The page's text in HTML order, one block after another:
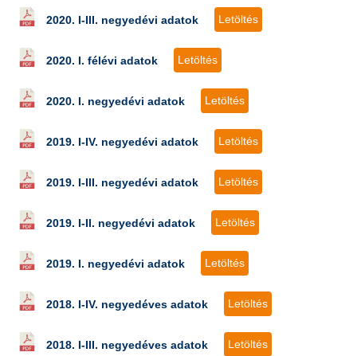
2020. I-III. negyedévi adatok Letöltés
2020. I. félévi adatok Letöltés
2020. I. negyedévi adatok Letöltés
2019. I-IV. negyedévi adatok Letöltés
2019. I-III. negyedévi adatok Letöltés
2019. I-II. negyedévi adatok Letöltés
2019. I. negyedévi adatok Letöltés
2018. I-IV. negyedéves adatok Letöltés
2018. I-III. negyedéves adatok Letöltés